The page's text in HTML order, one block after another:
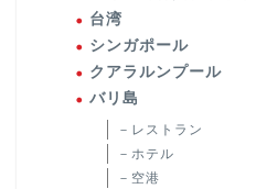
台湾
シンガポール
クアラルンプール
バリ島
－レストラン
－ホテル
－空港